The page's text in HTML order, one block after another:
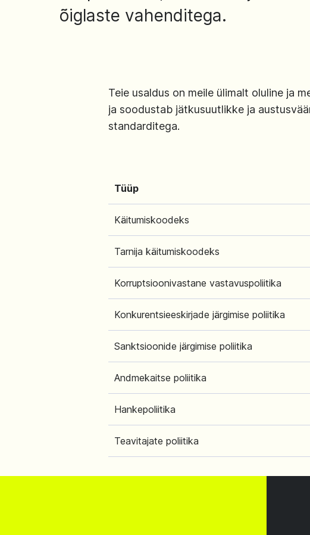
õiglaste vahenditega.
Teie usaldus on meile ülimalt oluline ja
ja soodustab jätkusuutlikke ja
standarditega.
Tüüp
Käitumiskoodeks
Tarnija käitumiskoodeks
Korruptsioonivastane vastavuspoliitika
Konkurentsieeskirjade järgimise poliitika
Sanktsioonide järgimise poliitika
Andmekaitse poliitika
Hankepoliitika
Teavitajate poliitika